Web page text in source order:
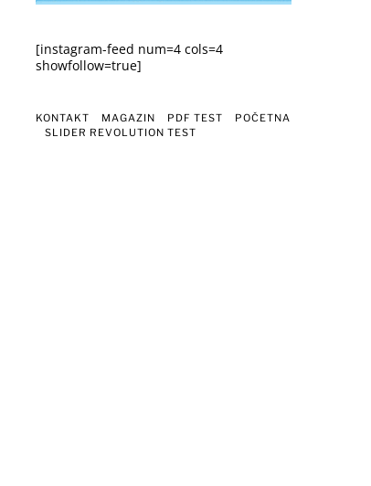
[instagram-feed num=4 cols=4
showfollow=true]
KONTAKT MAGAZIN PDF TEST
POČETNA
SLIDER REVOLUTION TEST